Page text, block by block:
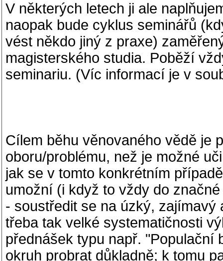
V některých letech ji ale
naopak bude cyklus seminářů
vést někdo jiný z praxe)
magisterského studia. Poběží
seminariu. (Víc informací je v
Cílem běhu věnovaného vědě je
oboru/problému, než je možné
jak se v tomto konkrétním
umožní (i když to vždy do
- soustředit se na úzký,
třeba tak velké systematičnosti
přednášek typu např. "Populační
okruh probrat důkladně; k tomu